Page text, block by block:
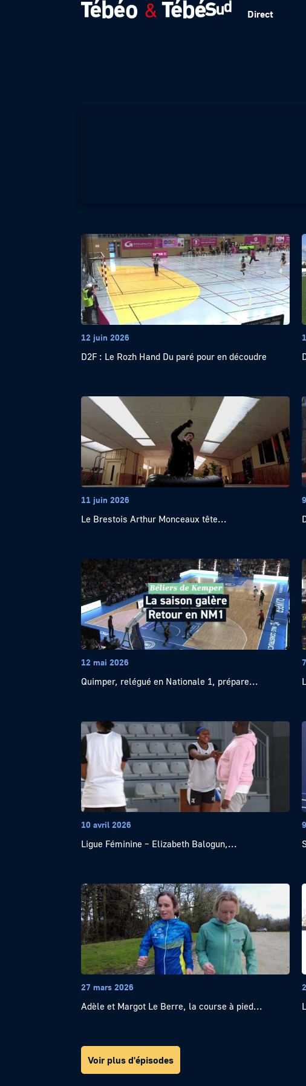
Direct
Globe40 :
12 juin 2026
D2F : Le Rozh Hand Du paré pour en découdre
11 juin 2026
Le Brestois Arthur Monceaux tête...
12 mai 2026
Quimper, relégué en Nationale 1, prépare...
10 avril 2026
Ligue Féminine – Elizabeth Balogun,...
27 mars 2026
Adèle et Margot Le Berre, la course à pied...
Voir plus d'épisodes